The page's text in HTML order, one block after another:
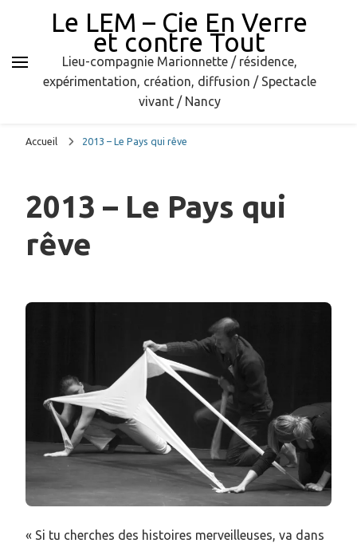
Le LEM – Cie En Verre
et contre Tout
Lieu-compagnie Marionnette / résidence,
expérimentation, création, diffusion / Spectacle
vivant / Nancy
Accueil 2013 – Le Pays qui rêve
2013 – Le Pays qui
rêve
« Si tu cherches des histoires merveilleuses, va dans